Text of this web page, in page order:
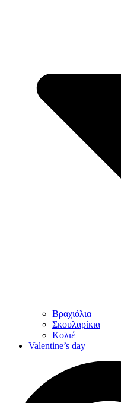
Βραχιόλια
Σκουλαρίκια
Κολιέ
Valentine’s day